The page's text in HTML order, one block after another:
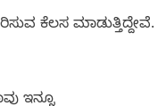
ಕೆಲಸ ಮಾಡುತ್ತಿದ್ದೇವೆ.
ಇನ್ನೂ